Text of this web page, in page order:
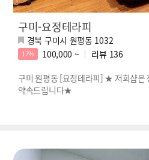
구미-요정테라피
경북 구미시 원평동 1032
17% 100,000 ~ 리뷰 136
구미 원평동 [요정테라피] ★ 저희샵은
약속드립니다★